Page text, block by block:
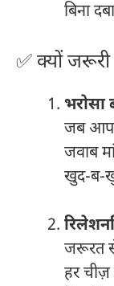
बिना
✅ क्यों
भरोसा
जब आप
जवाब
खुद-ब-
जरूरत से
हर चीज़